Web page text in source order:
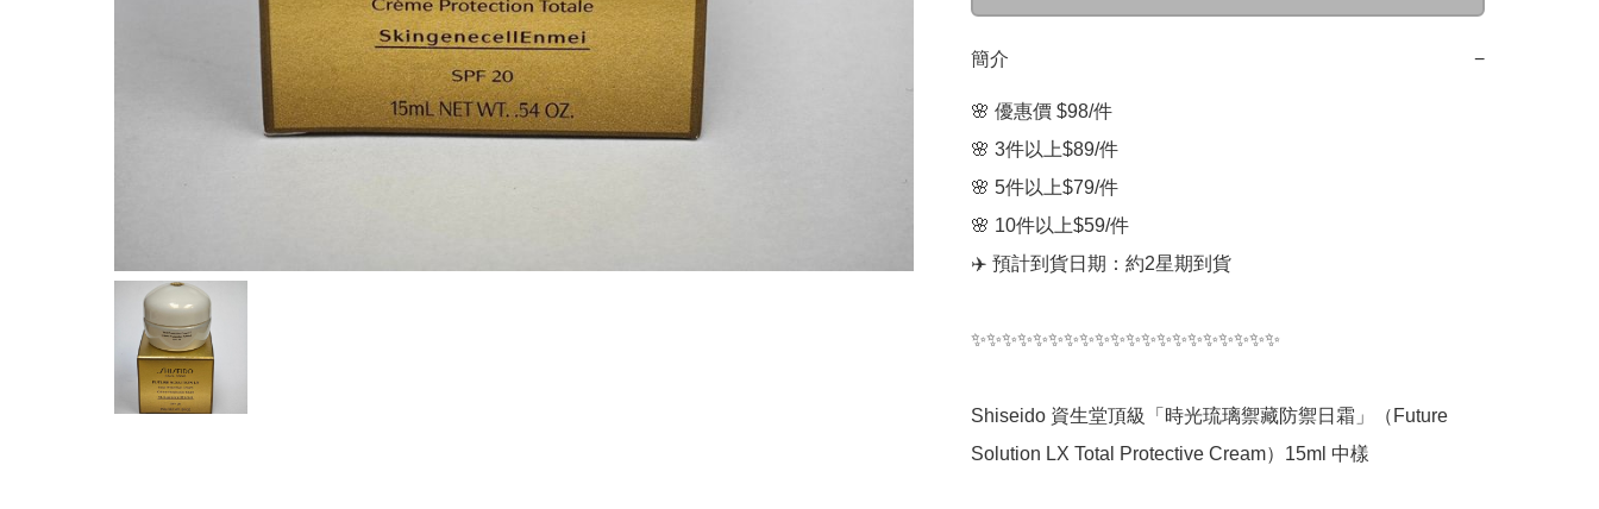
簡介 −
🌸 優惠價 $98/件
🌸 3件以上$89/件
🌸 5件以上$79/件
🌸 10件以上$59/件
✈️ 預計到貨日期：約2星期到貨
✨✨✨✨✨✨✨✨✨✨✨✨✨✨✨✨✨✨✨✨
Shiseido 資生堂頂級「時光琉璃禦藏防禦日霜」（Future
Solution LX Total Protective Cream）15ml 中樣